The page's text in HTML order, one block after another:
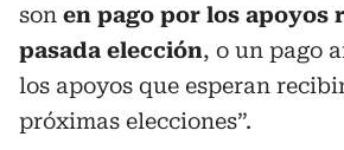
son en pago por los apoyos
pasada elección, o un pago
los apoyos que esperan
próximas elecciones”.